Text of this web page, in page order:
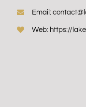
Email:
Web: https://